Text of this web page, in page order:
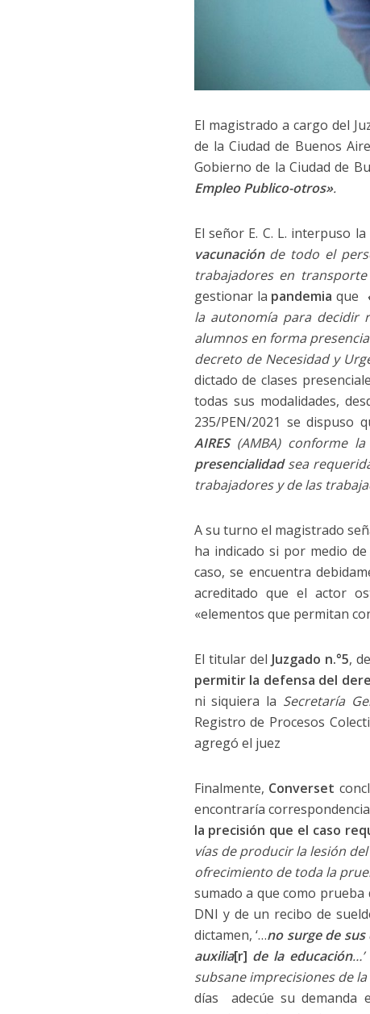
El magistrado a cargo del
de la Ciudad de Buenos
Gobierno de la Ciudad de
Empleo Publico-otros».
El señor E. C. L. interpuso
vacunaciónde todo el
trabajadores en
gestionar la pandemia que
la autonomía para decidir
alumnos en forma
decreto de Necesidad y
dictado de clases
todas sus modalidades,
235/PEN/2021 se dispuso
AIRES(AMBA) conforme
presencialidadsea
trabajadores y de las
A su turno el magistrado
ha indicado si por medio
caso, se encuentra
acreditado que el actor
«elementos que permitan
El titular del Juzgado n.°5,
permitir la defensa del
ni siquiera la Secretaría
Registro de Procesos
agregó el juez
Finalmente, Converset
encontraría
la precisión que el caso
vías de producir la lesión
ofrecimiento de toda la
sumado a que como
DNI y de un recibo de
dictamen, ‘…no surge de
auxilia[r] de la educación…’
subsane imprecisiones de la
días adecúe su demanda